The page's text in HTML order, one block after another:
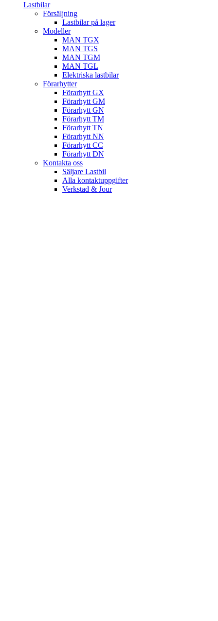
Lastbilar
Försäljning
Lastbilar på lager
Modeller
MAN TGX
MAN TGS
MAN TGM
MAN TGL
Elektriska lastbilar
Förarhytter
Förarhytt GX
Förarhytt GM
Förarhytt GN
Förarhytt TM
Förarhytt TN
Förarhytt NN
Förarhytt CC
Förarhytt DN
Kontakta oss
Säljare Lastbil
Alla kontaktuppgifter
Verkstad & Jour